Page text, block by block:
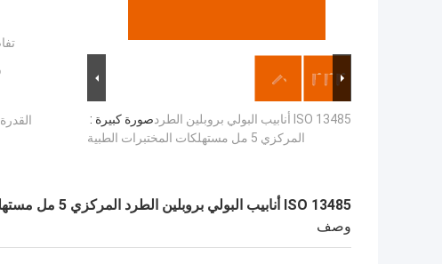
صورة كبيرة :ISO 13485 أنابيب البولي بروبلين الطرد
المركزي 5 مل مستهلكات المختبرات الطبية
ISO 13485 أنابيب البولي بروبلين الطرد المركزي 5 مل مستهلكات المختبرات الطبية
وصف